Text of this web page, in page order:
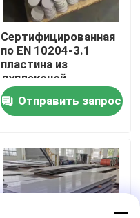
Сертифицированная
по EN 10204-3.1
пластина из
дуплексной
нержавеющей стали
марки 1.4462 2205,
изготовленная
прокатки
Отправить запрос